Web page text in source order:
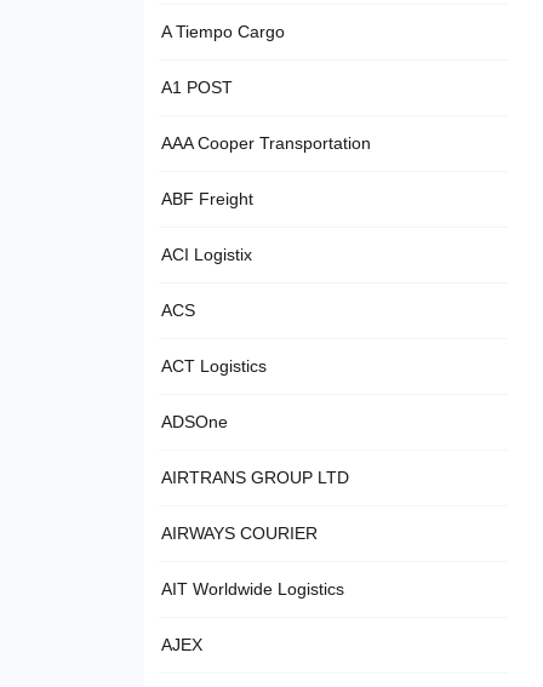
A Tiempo Cargo
A1 POST
AAA Cooper Transportation
ABF Freight
ACI Logistix
ACS
ACT Logistics
ADSOne
AIRTRANS GROUP LTD
AIRWAYS COURIER
AIT Worldwide Logistics
AJEX